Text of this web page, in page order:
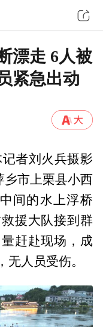
漂走 6人被
紧急出动
者刘火兵摄影
乡市上栗县小西
间的水上浮桥
援大队接到群
赶赴现场，成
无人员受伤。